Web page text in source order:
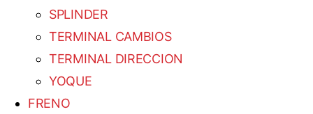
SPLINDER
TERMINAL CAMBIOS
TERMINAL DIRECCION
YOQUE
FRENO